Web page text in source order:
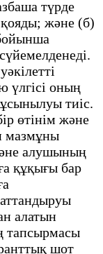
түрде
қояды; және (б)
үлгісі оның
тиіс.
өтінім және
мазмұны
алушының
құқығы бар
алатын
тапсырмасы
шот